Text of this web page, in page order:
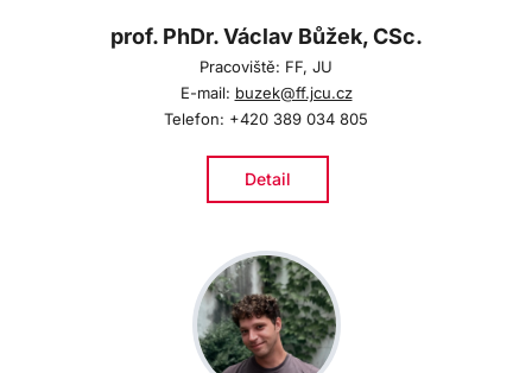
prof. PhDr. Václav Bůžek, CSc.
Pracoviště: FF, JU
E-mail: buzek@ff.jcu.cz
Telefon: +420 389 034 805
Detail